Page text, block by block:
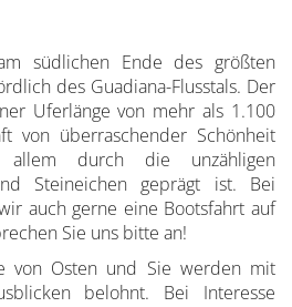
südlichen Ende des größten
des Guadiana-Flusstals. Der
Uferlänge von mehr als 1.100
von überraschender Schönheit
allem durch die unzähligen
Steineichen geprägt ist. Bei
auch gerne eine Bootsfahrt auf
Sie uns bitte an!
von Osten und Sie werden mit
belohnt. Bei Interesse